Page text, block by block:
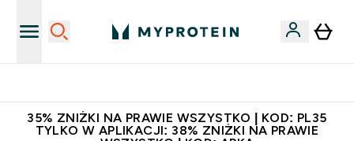
35% ZNIŻKI NA PRAWIE WSZYSTKO | KOD: PL35
TYLKO W APLIKACJI: 38% ZNIŻKI NA PRAWIE